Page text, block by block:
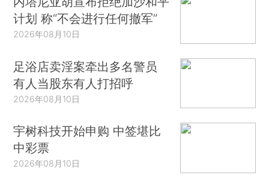
计划 称“不会进行任何撤军”
2026年08月10日
足浴店卖淫案牵出多名警员
有人当股东有人打招呼
2026年08月10日
宇树科技开始申购 中签堪比
中彩票
2026年08月10日